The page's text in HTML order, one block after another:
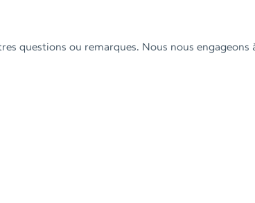
questions ou remarques. Nous nous engageons